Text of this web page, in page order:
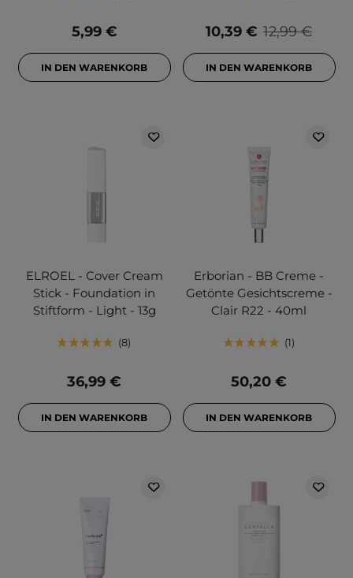
5,99 €
IN DEN WARENKORB
12,99 €
10,39 €
IN DEN WARENKORB
ELROEL - Cover Cream
Stick - Foundation in
Stiftform - Light - 13g
8
36,99 €
IN DEN WARENKORB
Erborian - BB Creme -
Getönte Gesichtscreme -
Clair R22 - 40ml
1
50,20 €
IN DEN WARENKORB